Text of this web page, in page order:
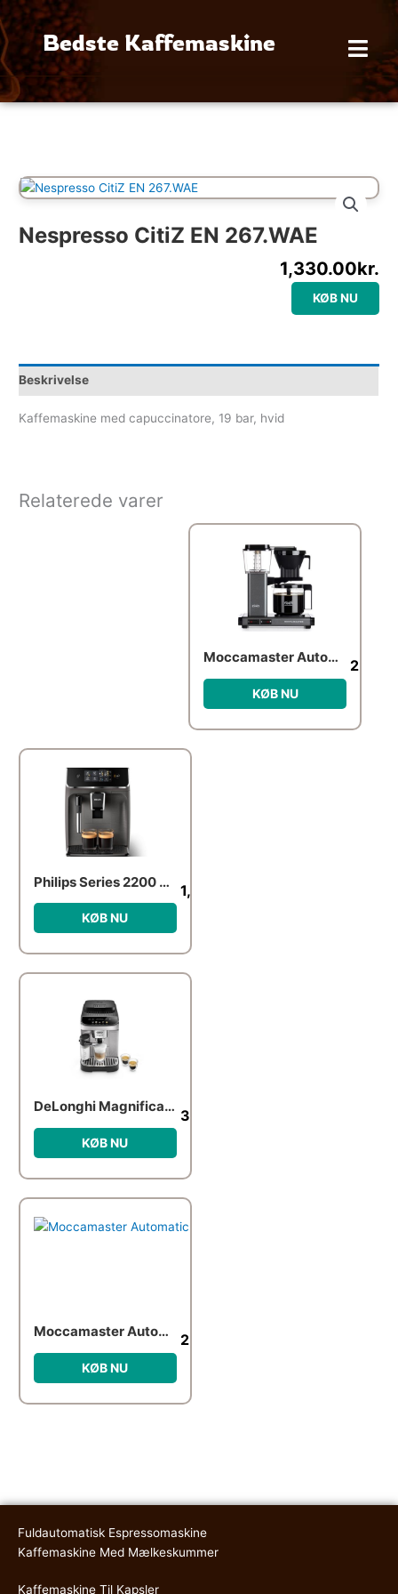
til
indholdetBedste Kaffemaskine
Nespresso CitiZ EN 267.WAE
1,330.00kr.
KØB NU
Beskrivelse
Kaffemaskine med capuccinatore, 19 bar, hvid
Relaterede varer
Moccamaster Automatic – Stone Grey
KØB NU
Philips Series 2200 2224/10
Den oprindelige pris var:
1,989.00
KØB NU
DeLonghi Magnifica ECAM 290.61.SB 3,174.00
KØB NU
Moccamaster Automatic – Polished Silver 2,299.00
KØB NU
Fuldautomatisk Espressomaskine
Kaffemaskine Med Mælkeskummer
Kaffemaskine Til Kapsler